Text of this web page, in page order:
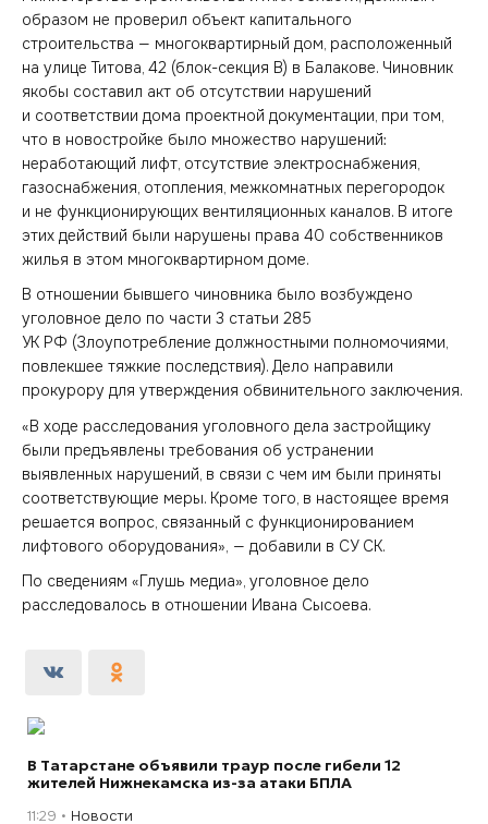
образом не проверил объект капитального
строительства — многоквартирный дом, расположенный
на улице Титова, 42 (блок-секция В) в Балакове. Чиновник
якобы составил акт об отсутствии нарушений
и соответствии дома проектной документации, при том,
что в новостройке было множество нарушений:
неработающий лифт, отсутствие электроснабжения,
газоснабжения, отопления, межкомнатных перегородок
и не функционирующих вентиляционных каналов. В итоге
этих действий были нарушены права 40 собственников
жилья в этом многоквартирном доме.
В отношении бывшего чиновника было возбуждено
уголовное дело по части 3 статьи 285
УК РФ (Злоупотребление должностными полномочиями,
повлекшее тяжкие последствия). Дело направили
прокурору для утверждения обвинительного заключения.
«В ходе расследования уголовного дела застройщику
были предъявлены требования об устранении
выявленных нарушений, в связи с чем им были приняты
соответствующие меры. Кроме того, в настоящее время
решается вопрос, связанный с функционированием
лифтового оборудования», — добавили в СУ СК.
По сведениям «Глушь медиа», уголовное дело
расследовалось в отношении Ивана Сысоева.
В Татарстане объявили траур после гибели 12
жителей Нижнекамска из-за атаки БПЛА
11:29 Новости